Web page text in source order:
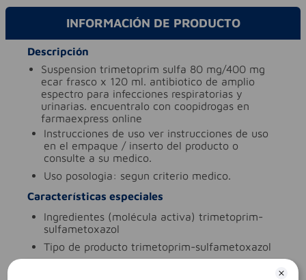
INFORMACIÓN DE PRODUCTO
Descripción
suspension trimetoprim sulfa 80 mg/400 mg
ecar frasco x 120 ml. antibiotico de amplio
espectro para infecciones respiratorias y
urinarias. encuentralo con coopidrogas en
farmaexpress online
instrucciones de uso ver instrucciones de uso
en el empaque / inserto del producto o
consulte a su medico.
uso posologia: segun criterio medico.
Características especiales
ingredientes (molécula activa) trimetoprim-
sulfametoxazol
tipo de producto trimetoprim-sulfametoxazol